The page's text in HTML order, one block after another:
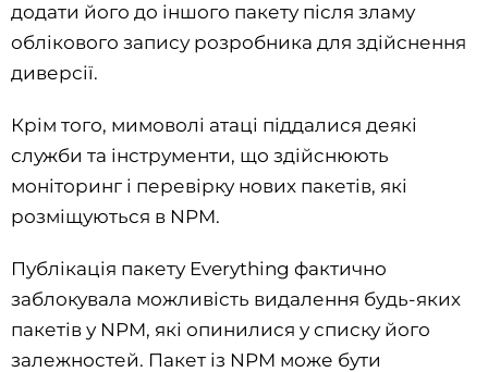
додати його до іншого пакету після зламу
облікового запису розробника для здійснення
диверсії.
Крім того, мимоволі атаці піддалися деякі
служби та інструменти, що здійснюють
моніторинг і перевірку нових пакетів, які
розміщуються в NPM.
Публікація пакету Everything фактично
заблокувала можливість видалення будь-яких
пакетів у NPM, які опинилися у списку його
залежностей. Пакет із NPM може бути